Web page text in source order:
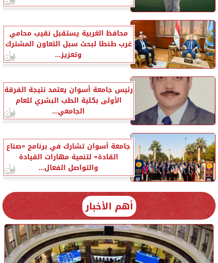
محافظ الغربية يستقبل نقيب محامي
غرب طنطا لبحث سبل التعاون المشترك
وتعزيز...
رئيس جامعة أسوان يعتمد نتيجة الفرقة
الأولى بكلية الطب البشري للعام
الجامعي...
جامعة أسوان تشارك في برنامج «صناع
القادة» لتنمية مهارات القيادة
والتواصل الفعال...
أهم الأخبار